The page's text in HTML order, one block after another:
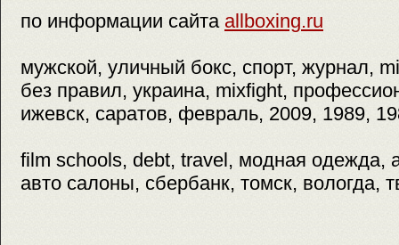
по информации сайта allboxing.ru
мужской, уличный бокс, спорт, журнал,
без правил, украина, mixfight,
ижевск, саратов, февраль, 2009, 1989,
film schools, debt, travel, модная одежда,
авто салоны, сбербанк, томск, вологда,